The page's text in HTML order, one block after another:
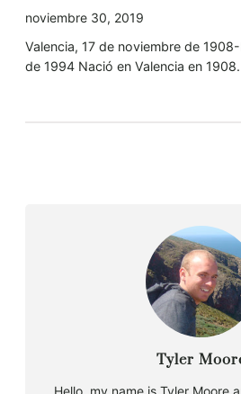
noviembre 30, 2019
Valencia, 17 de noviembre de
de 1994 Nació en Valencia en
Tyler